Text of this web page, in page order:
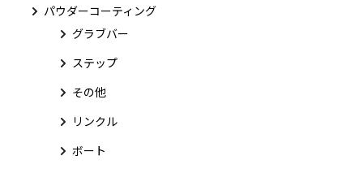
パウダーコーティング
グラブバー
ステップ
その他
リンクル
ボート